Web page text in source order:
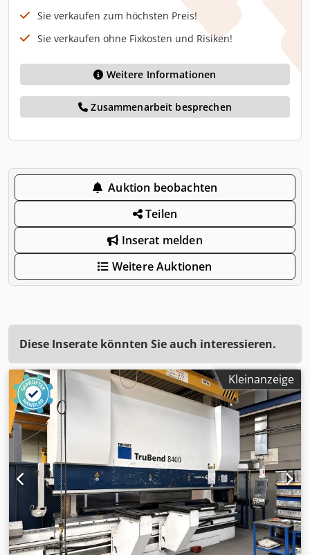
Sie verkaufen zum höchsten Preis!
Sie verkaufen ohne Fixkosten und Risiken!
Weitere Informationen
Zusammenarbeit besprechen
Auktion beobachten
Teilen
Inserat melden
Weitere Auktionen
Diese Inserate könnten Sie auch interessieren.
Kleinanzeige